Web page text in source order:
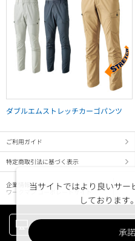
ダブルエムストレッチカーゴパンツ
ご利用ガイド
特定商取引法に基づく表示
企業情報
ワークマン コーポレートサイト
当サイトではより良いサ
しております
承